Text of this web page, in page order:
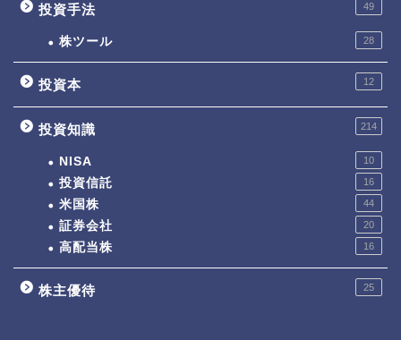
投資手法 49
株ツール 28
投資本 12
投資知識 214
NISA 10
投資信託 16
米国株 44
証券会社 20
高配当株 16
株主優待 25